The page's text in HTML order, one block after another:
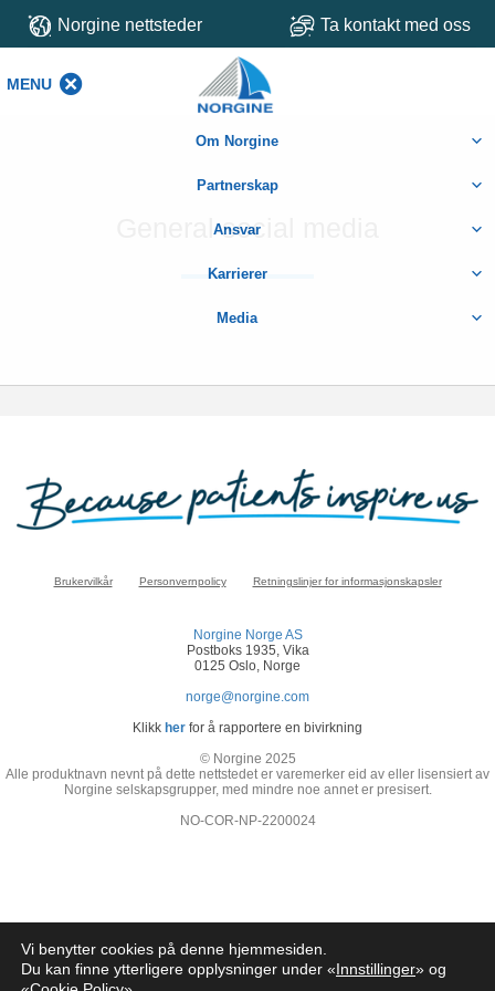
Norgine nettsteder Ta kontakt med oss
MENU
Om Norgine
Partnerskap
Ansvar
Karrierer
Media
General social media
Brukervilkår Personvernpolicy Retningslinjer for informasjonskapsler
Norgine Norge AS
Postboks 1935, Vika
0125 Oslo, Norge
norge@norgine.com
Klikk her for å rapportere en bivirkning
© Norgine 2025
Alle produktnavn nevnt på dette nettstedet er varemerker eid av eller lisensiert av
Norgine selskapsgrupper, med mindre noe annet er presisert.
NO-COR-NP-2200024
Vi benytter cookies på denne hjemmesiden.
Du kan finne ytterligere opplysninger under «Innstillinger» og